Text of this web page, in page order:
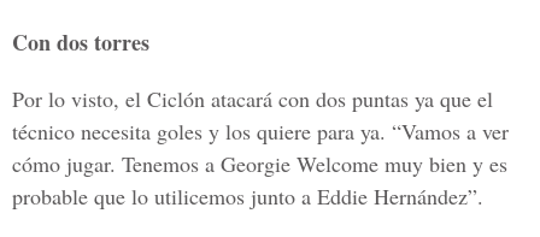
Con dos torres
Por lo visto, el Ciclón atacará con dos puntas ya que el
técnico necesita goles y los quiere para ya. “Vamos a ver
cómo jugar. Tenemos a Georgie Welcome muy bien y es
probable que lo utilicemos junto a Eddie Hernández”.